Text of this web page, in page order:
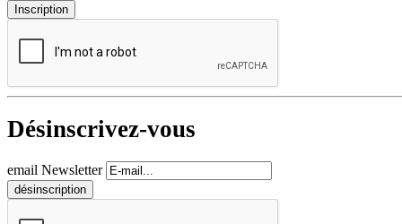
Désinscrivez-vous
email Newsletter